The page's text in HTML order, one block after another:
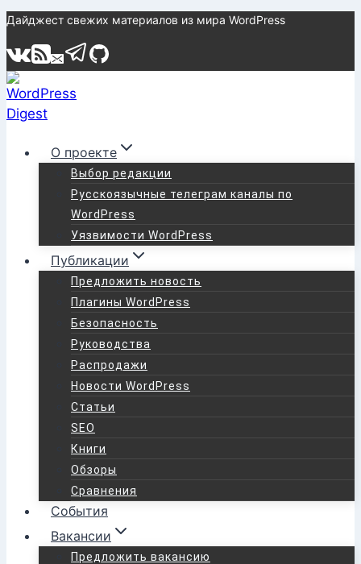
Перейти
содержимому
Дайджест свежих материалов из мира WordPress
О проекте
Выбор редакции
Русскоязычные телеграм каналы по
WordPress
Уязвимости WordPress
Публикации
Предложить новость
Плагины WordPress
Безопасность
Руководства
Распродажи
Новости WordPress
Статьи
SEO
Книги
Обзоры
Сравнения
События
Вакансии
Предложить вакансию